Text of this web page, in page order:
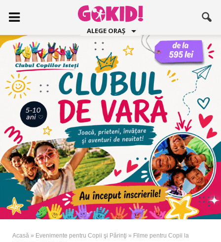
ALEGE ORAȘ
Acasă » Evenimente pentru Copii şi Părinţi » Filme pentru Copii la